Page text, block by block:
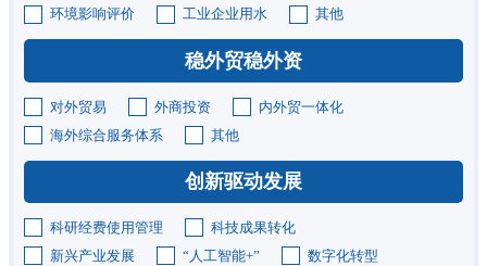
环境影响评价
工业企业用水 其他
稳外贸稳外资
对外贸易 外商投资
内外贸一体化
海外综合服务体系
其他
创新驱动发展
科研经费使用管理
科技成果转化
新兴产业发展
“人工智能+”
数字化转型